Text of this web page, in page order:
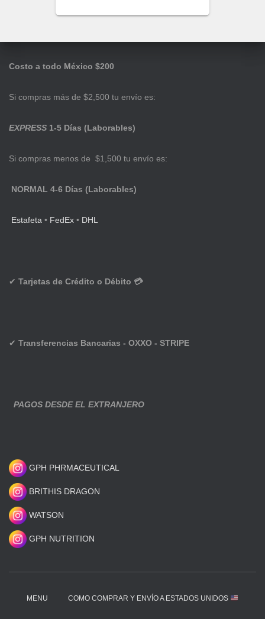
Costo a todo México $200
Si compras más de $2,500 tu envío es:
EXPRESS 1-5 Días (Laborables)
Si compras menos de $1,500 tu envío es:
NORMAL 4-6 Días (Laborables)
Estafeta • FedEx • DHL
✔ Tarjetas de Crédito o Débito 💳
✔ Transferencias Bancarias - OXXO - STRIPE
PAGOS DESDE EL EXTRANJERO
GPH PHRMACEUTICAL
BRITHIS DRAGON
WATSON
GPH NUTRITION
MENU COMO COMPRAR Y ENVÍO A ESTADOS UNIDOS